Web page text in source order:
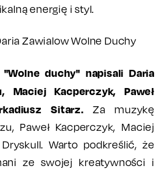
energię i styl.
duchy" napisali Daria
Maciej Kacperczyk, Paweł
Sitarz. Za muzykę
Paweł Kacperczyk, Maciej
Warto podkreślić, że
ze swojej kreatywności i